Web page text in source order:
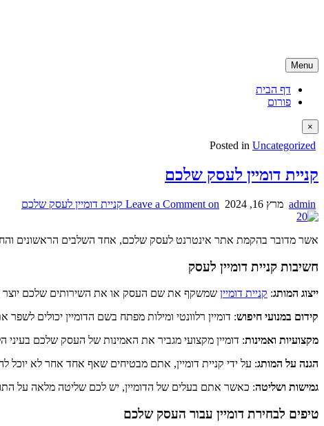
Menu
דף הבית
פורום
×
Posted in Uncategorized
קניית דומיין לעסק שלכם
admin מרץ 16, 2024 Leave a Comment on קניית דומיין לעסק שלכם
אשר מדובר בהקמת אתר אינטרנט לעסק שלכם, אחד השלבים הראשונים
חשיבות קניית דומיין לעסק
ייצוג המותג: קניית דומיין שמשקף את שם העסק או את השירותים שלכם יוצר
קידום במנועי חיפוש: דומיין רלוונטי ומילות מפתח בשם הדומיין יכולים
מקצועיות ואמינות: דומיין מקצועי מגביר את האמינות של העסק שלכם
הגנה על המותג: על ידי קניית דומיין, אתם מבטיחים שאף אחד אחר לא
גמישות ושליטה: כאשר אתם בעלים של הדומיין, יש לכם שליטה מלאה על
טיפים לבחירת דומיין עבור העסק שלכם